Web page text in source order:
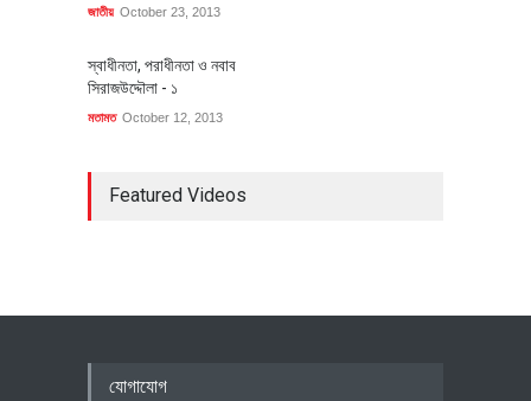
জাতীয় October 23, 2013
স্বাধীনতা, পরাধীনতা ও নবাব
সিরাজউদ্দৌলা - ১
মতামত October 12, 2013
Featured Videos
যোগাযোগ